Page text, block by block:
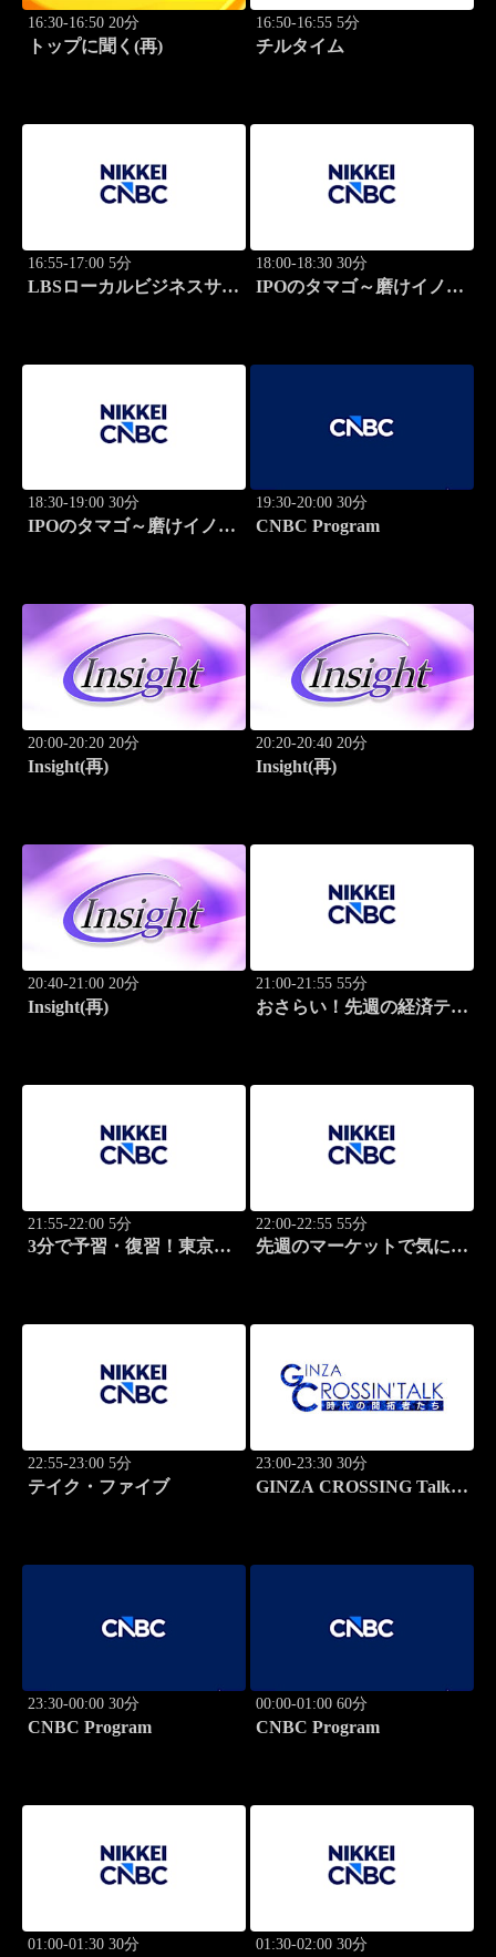
16:30-16:50 20分
トップに聞く(再)
16:50-16:55 5分
チルタイム
16:55-17:00 5分
LBSローカルビジネスサテ
18:00-18:30 30分
IPOのタマゴ～磨けイノベ
18:30-19:00 30分
IPOのタマゴ～磨けイノベ
19:30-20:00 30分
CNBC Program
20:00-20:20 20分
Insight(再)
20:20-20:40 20分
Insight(再)
20:40-21:00 20分
Insight(再)
21:00-21:55 55分
おさらい！先週の経済テー
21:55-22:00 5分
3分で予習・復習！東京市
22:00-22:55 55分
先週のマーケットで気にな
22:55-23:00 5分
テイク・ファイブ
23:00-23:30 30分
GINZA CROSSING Talk
23:30-00:00 30分
CNBC Program
00:00-01:00 60分
CNBC Program
01:00-01:30 30分 01:30-02:00 30分